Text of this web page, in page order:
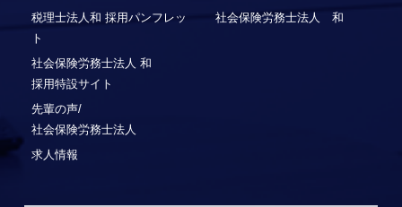
税理士法人和 採用パンフレッ
ト
社会保険労務⼠法⼈ 和
採⽤特設サイト
先輩の声/
社会保険労務士法人
求人情報
社会保険労務士法人 和